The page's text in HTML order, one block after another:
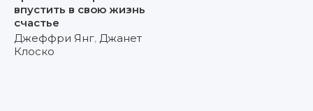
впустить в свою жизнь
счастье
Джеффри Янг, Джанет
Клоско